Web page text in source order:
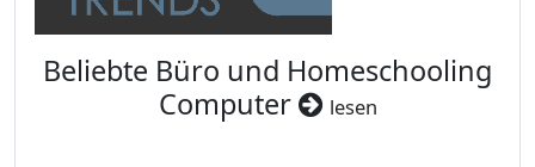
Beliebte Büro und Homeschooling
Computer
lesen